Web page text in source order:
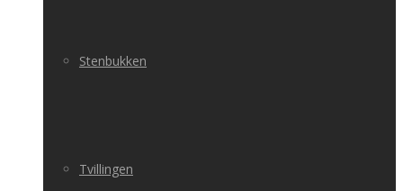
Stenbukken
Tvillingen